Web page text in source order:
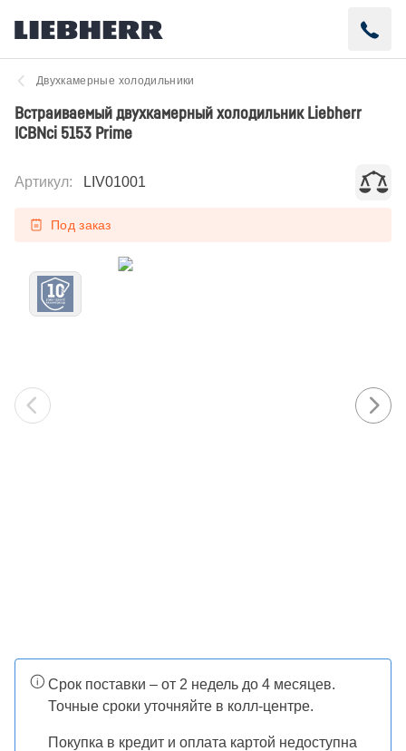
Двухкамерные холодильники
Встраиваемый двухкамерный холодильник Liebherr
ICBNci 5153 Prime
Артикул: LIV01001
Под заказ
Срок поставки – от 2 недель до 4 месяцев.
Точные сроки уточняйте в колл-центре.
Покупка в кредит и оплата картой недоступна